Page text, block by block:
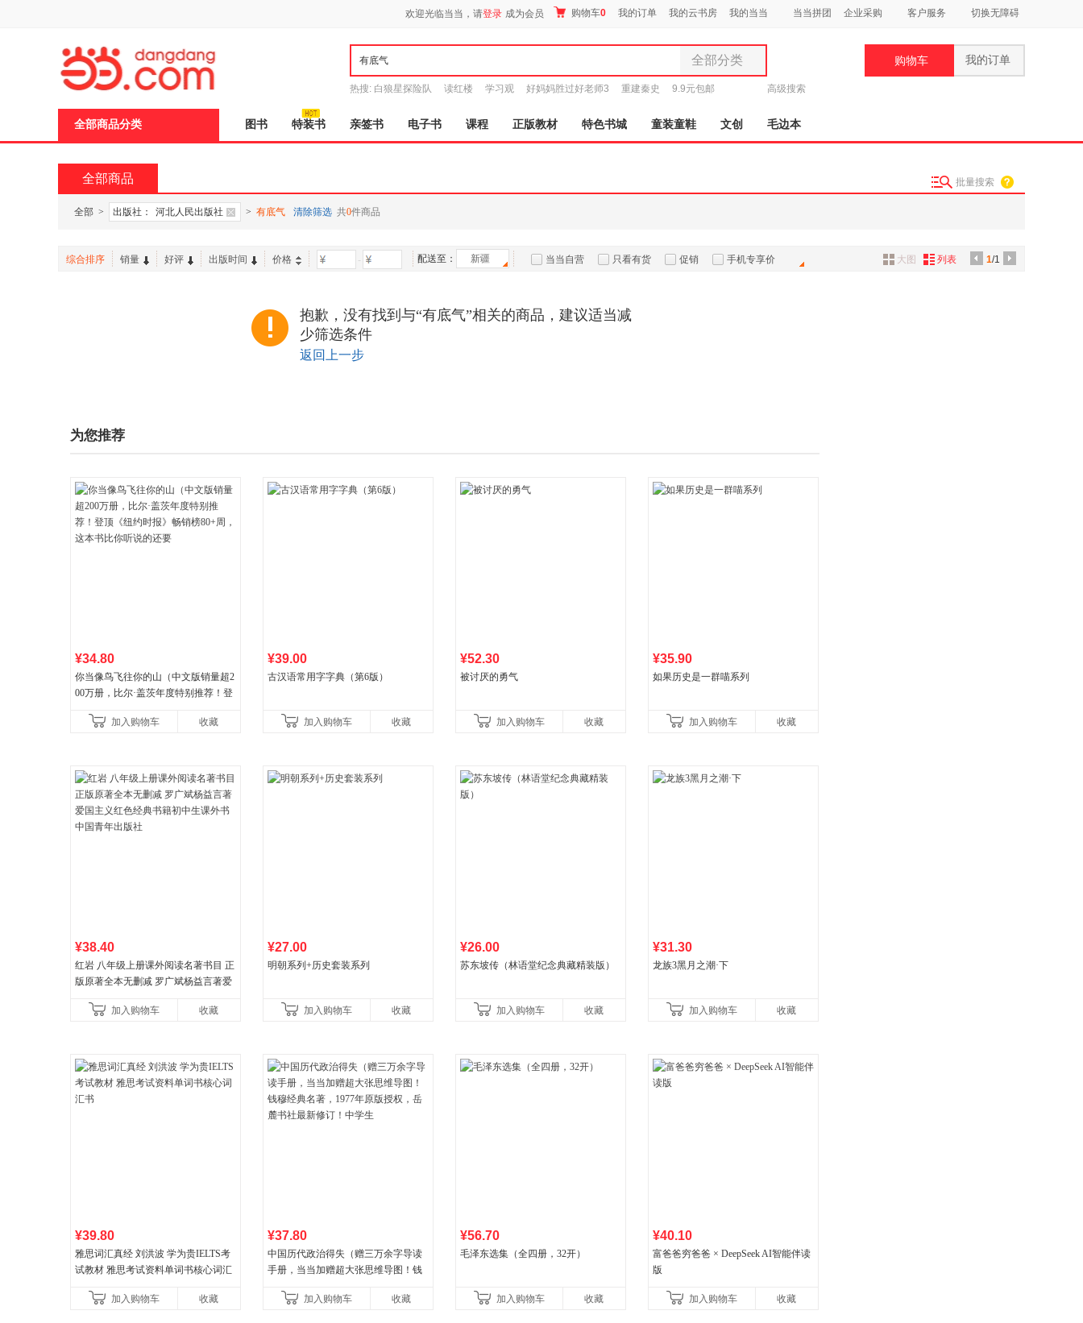
欢迎光临当当，请登录 成为会员 购物车0 我的订单 我的云书房 我的当当 当当拼团 企业采购 客户服务 切换无障碍
全部分类
全部分类
图书
电子书
孕婴服饰
数码影音
热搜: 白狼星探险队 读红楼 学习观 好妈妈胜过好老师3 重建秦史 9.9元包邮 高级搜索
购物车 我的订单
全部商品分类 图书 特装书 亲签书 电子书 课程 正版教材 特色书城 童装童鞋 文创 毛边本
全部商品 批量搜索
全部 > 出版社： 河北人民出版社 > 有底气 清除筛选 共0件商品
综合排序 销量 好评 出版时间 价格 - 配送至： 新疆 当当自营 只看有货 促销 手机专享价 1/1
大图 列表
抱歉，没有找到与“有底气”相关的商品，建议适当减
少筛选条件
返回上一步
为您推荐
¥34.80
你当像鸟飞往你的山（中文版销量超2
00万册，比尔·盖茨年度特别推荐！登
比你听说的还要
加入购物车 收藏
¥39.00
古汉语常用字字典（第6版）
加入购物车 收藏
¥52.30
被讨厌的勇气
加入购物车 收藏
¥35.90
如果历史是一群喵系列
加入购物车 收藏
¥38.40
红岩 八年级上册课外阅读名著书目 正
版原著全本无删减 罗广斌杨益言著爱
国青年出版社加入购物车 收藏
¥27.00
明朝系列+历史套装系列
加入购物车 收藏
¥26.00
苏东坡传（林语堂纪念典藏精装版）
加入购物车 收藏
¥31.30
龙族3黑月之潮·下
加入购物车 收藏
¥39.80
雅思词汇真经 刘洪波 学为贵IELTS考
试教材 雅思考试资料单词书核心词汇
加入购物车
收藏
¥37.80
中国历代政治得失（赠三万余字导读
手册，当当加赠超大张思维导图！钱
书社最新修订！中学生
加入购物车 收藏
¥56.70
毛泽东选集（全四册，32开）
加入购物车 收藏
¥40.10
富爸爸穷爸爸 × DeepSeek AI智能伴读
版
加入购物车 收藏
页